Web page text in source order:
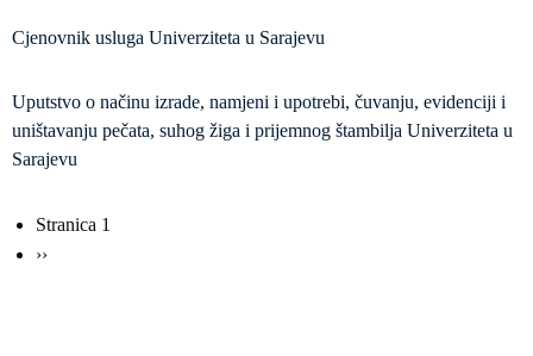
Cjenovnik usluga Univerziteta u Sarajevu
Uputstvo o načinu izrade, namjeni i upotrebi, čuvanju, evidenciji i
uništavanju pečata, suhog žiga i prijemnog štambilja Univerziteta u
Sarajevu
Obilježavanje
strana
Stranica 1
Sljedeća
››